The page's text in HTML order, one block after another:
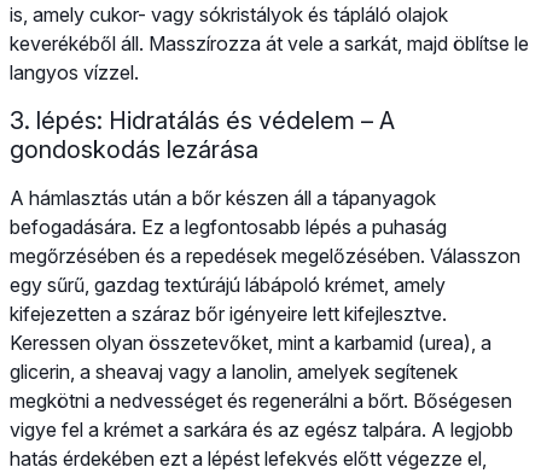
is, amely cukor- vagy sókristályok és tápláló olajok
keverékéből áll. Masszírozza át vele a sarkát, majd öblítse le
langyos vízzel.
3. lépés: Hidratálás és védelem – A
gondoskodás lezárása
A hámlasztás után a bőr készen áll a tápanyagok
befogadására. Ez a legfontosabb lépés a puhaság
megőrzésében és a repedések megelőzésében. Válasszon
egy sűrű, gazdag textúrájú lábápoló krémet, amely
kifejezetten a száraz bőr igényeire lett kifejlesztve.
Keressen olyan összetevőket, mint a karbamid (urea), a
glicerin, a sheavaj vagy a lanolin, amelyek segítenek
megkötni a nedvességet és regenerálni a bőrt. Bőségesen
vigye fel a krémet a sarkára és az egész talpára. A legjobb
hatás érdekében ezt a lépést lefekvés előtt végezze el,